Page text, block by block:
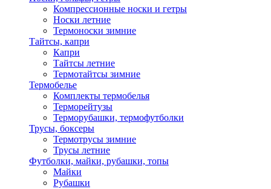
Компрессионные носки и гетры
Носки летние
Термоноски зимние
Тайтсы, капри
Капри
Тайтсы летние
Термотайтсы зимние
Термобелье
Комплекты термобелья
Терморейтузы
Терморубашки, термофутболки
Трусы, боксеры
Термотрусы зимние
Трусы летние
Футболки, майки, рубашки, топы
Майки
Рубашки